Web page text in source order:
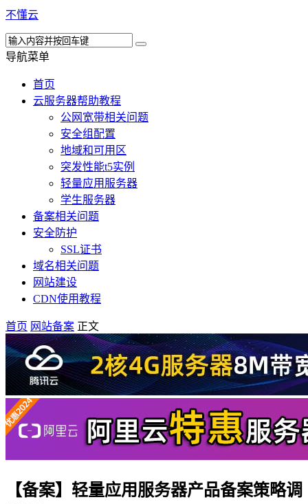
不懂云
导航菜单
首页
云服务器帮助教程
公网宽带相关问题
安全组配置
地域和可用区
突发性能t5实例
轻量应用服务器
学生服务器
备案相关问题
安全防护
SSL证书
域名相关问题
网站建设
CDN使用教程
首页 网站备案 正文
【备案】轻量应用服务器产品备案策略调